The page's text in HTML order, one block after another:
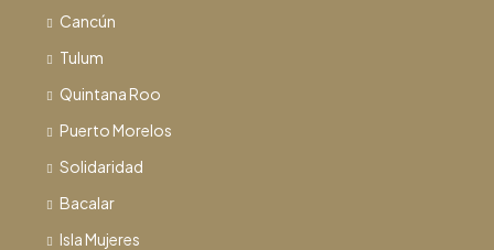
Cancún
Tulum
Quintana Roo
Puerto Morelos
Solidaridad
Bacalar
Isla Mujeres